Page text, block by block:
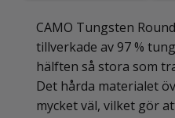
CAMO Tungsten
tillverkade av 97 %
hälften så stora som
Det hårda materialet
mycket väl, vilket gör